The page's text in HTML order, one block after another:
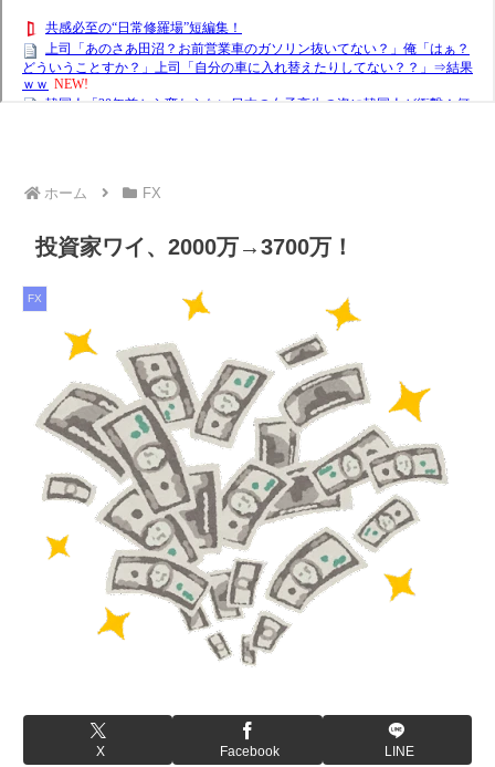
ホーム FX
投資家ワイ、2000万→3700万！
FX
X Facebook LINE